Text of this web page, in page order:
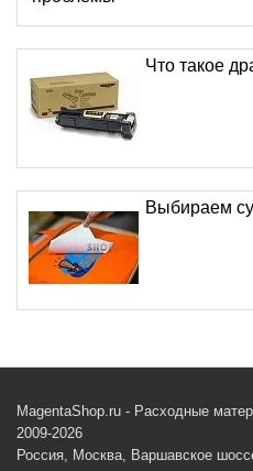
Что такое
Выбираем
MagentaShop.ru - Расходные
2009-2026
Россия, Москва, Варшавское